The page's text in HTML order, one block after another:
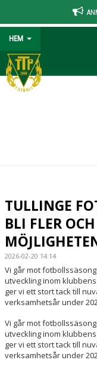
HEM
HEM
BILDGALLERI
DOKUMENT
MATCHER
TULLINGE
BLI FLER
2026-02-20 14:14
Vi går mot
utveckling inom
ger vi ett stort tack till
verksamhetsår under
Vi går mot
utveckling inom
ger vi ett stort tack till
verksamhetsår under